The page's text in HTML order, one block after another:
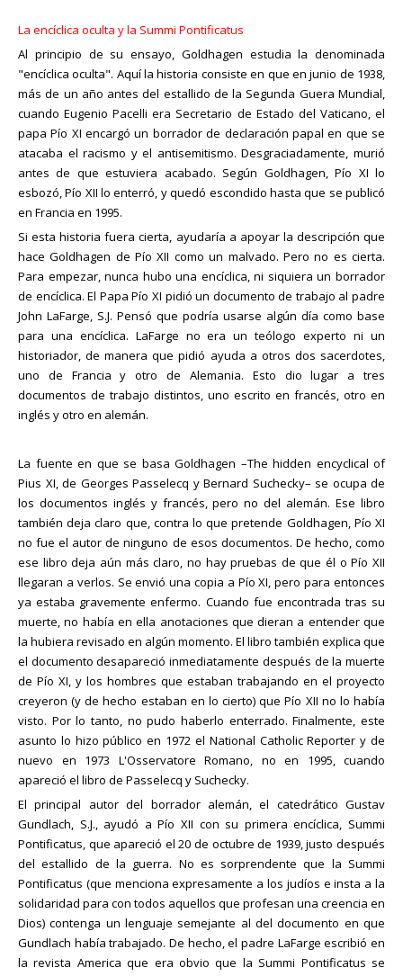
La encíclica oculta y la Summi Pontificatus
Al principio de su ensayo, Goldhagen estudia la denominada
"encíclica oculta". Aquí la historia consiste en que en junio de 1938,
más de un año antes del estallido de la Segunda Guera Mundial,
cuando Eugenio Pacelli era Secretario de Estado del Vaticano, el
papa Pío XI encargó un borrador de declaración papal en que se
atacaba el racismo y el antisemitismo. Desgraciadamente, murió
antes de que estuviera acabado. Según Goldhagen, Pío XI lo
esbozó, Pío XII lo enterró, y quedó escondido hasta que se publicó
en Francia en 1995.
Si esta historia fuera cierta, ayudaría a apoyar la descripción que
hace Goldhagen de Pío XII como un malvado. Pero no es cierta.
Para empezar, nunca hubo una encíclica, ni siquiera un borrador
de encíclica. El Papa Pío XI pidió un documento de trabajo al padre
John LaFarge, S.J. Pensó que podría usarse algún día como base
para una encíclica. LaFarge no era un teólogo experto ni un
historiador, de manera que pidió ayuda a otros dos sacerdotes,
uno de Francia y otro de Alemania. Esto dio lugar a tres
documentos de trabajo distintos, uno escrito en francés, otro en
inglés y otro en alemán.
La fuente en que se basa Goldhagen –The hidden encyclical of
Pius XI, de Georges Passelecq y Bernard Suchecky– se ocupa de
los documentos inglés y francés, pero no del alemán. Ese libro
también deja claro que, contra lo que pretende Goldhagen, Pío XI
no fue el autor de ninguno de esos documentos. De hecho, como
ese libro deja aún más claro, no hay pruebas de que él o Pío XII
llegaran a verlos. Se envió una copia a Pío XI, pero para entonces
ya estaba gravemente enfermo. Cuando fue encontrada tras su
muerte, no había en ella anotaciones que dieran a entender que
la hubiera revisado en algún momento. El libro también explica que
el documento desapareció inmediatamente después de la muerte
de Pío XI, y los hombres que estaban trabajando en el proyecto
creyeron (y de hecho estaban en lo cierto) que Pío XII no lo había
visto. Por lo tanto, no pudo haberlo enterrado. Finalmente, este
asunto lo hizo público en 1972 el National Catholic Reporter y de
nuevo en 1973 L'Osservatore Romano, no en 1995, cuando
apareció el libro de Passelecq y Suchecky.
El principal autor del borrador alemán, el catedrático Gustav
Gundlach, S.J., ayudó a Pío XII con su primera encíclica, Summi
Pontificatus, que apareció el 20 de octubre de 1939, justo después
del estallido de la guerra. No es sorprendente que la Summi
Pontificatus (que menciona expresamente a los judíos e insta a la
solidaridad para con todos aquellos que profesan una creencia en
Dios) contenga un lenguaje semejante al del documento en que
Gundlach había trabajado. De hecho, el padre LaFarge escribió en
la revista America que era obvio que la Summi Pontificatus se